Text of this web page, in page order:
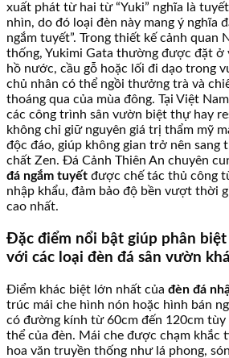
xuất phát từ hai từ “Yuki” nghĩa là
nhìn, do đó loại đèn này mang ý nghĩa
ngắm tuyết”. Trong thiết kế cảnh quan
thống, Yukimi Gata thường được đặt ở
hồ nước, cầu gỗ hoặc lối đi dạo trong
chủ nhân có thể ngồi thưởng trà và
thoáng qua của mùa đông. Tại Việt
các công trình sân vườn biệt thự hay
không chỉ giữ nguyên giá trị thẩm mỹ
độc đáo, giúp không gian trở nên sang
chất Zen. Đá Cảnh Thiên An chuyên
đá ngắm tuyết được chế tác thủ công
nhập khẩu, đảm bảo độ bền vượt thời
cao nhất.
Đặc điểm nổi bật giúp phân
với các loại đèn đá sân vườn
Điểm khác biệt lớn nhất của đèn đá
trúc mái che hình nón hoặc hình bán
có đường kính từ 60cm đến 120cm
thể của đèn. Mái che được chạm khắc
hoa văn truyền thống như lá phong,